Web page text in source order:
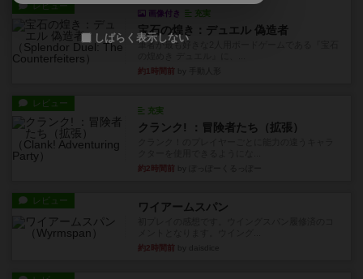
レビュー
画像付き 充実
宝石の煌き：デュエル 偽造者
筆者が最も好きな2人用ボードゲームである『宝石
約1時間前
レビュー
充実
クランク! ：冒険者たち（拡張）
約2時間前
レビュー ワイアームスパン
約2時間前
しばらく表示しない